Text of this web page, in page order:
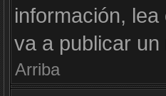
información,
va a publicar un
Arriba